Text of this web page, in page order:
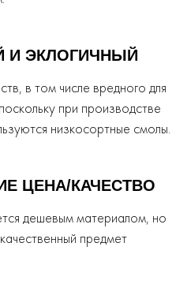
И ЭКЛОГИЧНЫЙ
в том числе вредного для
при производстве
низкосортные смолы.
ЦЕНА/КАЧЕСТВО
дешевым материалом, но
предмет